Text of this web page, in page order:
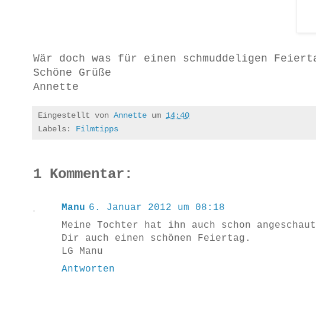
Wär doch was für einen schmuddeligen
Schöne Grüße
Annette
Eingestellt von Annette um 14:40
Labels: Filmtipps
1 Kommentar:
Manu 6. Januar 2012 um 08:18
Meine Tochter hat ihn auch schon
Dir auch einen schönen Feiertag.
LG Manu
Antworten